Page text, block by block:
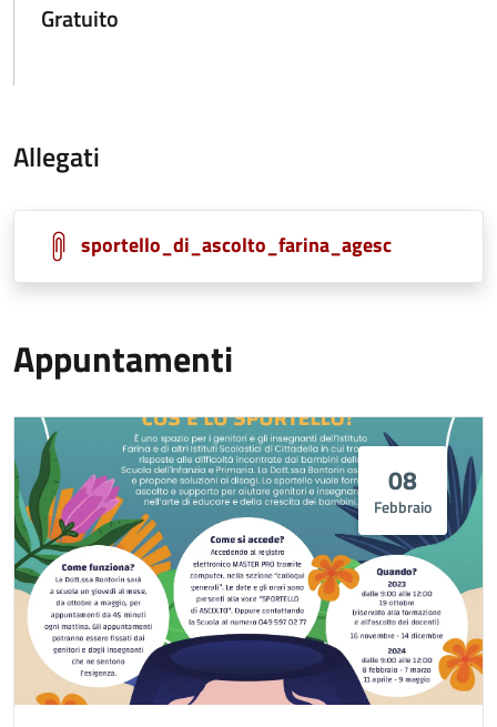
Gratuito
Allegati
sportello_di_ascolto_farina_agesc
Appuntamenti
08
Febbraio